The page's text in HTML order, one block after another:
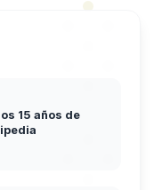
15 años de